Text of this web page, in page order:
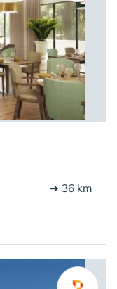
➔ 36 km